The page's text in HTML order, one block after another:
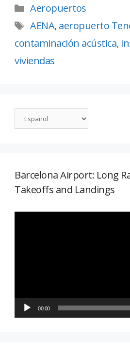
Aeropuertos
AENA, aeropuerto
contaminación acústica,
viviendas
Barcelona Airport: Long
Takeoffs and Landings
00:00